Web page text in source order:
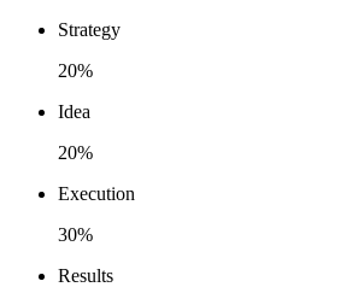
Strategy
20%
Idea
20%
Execution
30%
Results